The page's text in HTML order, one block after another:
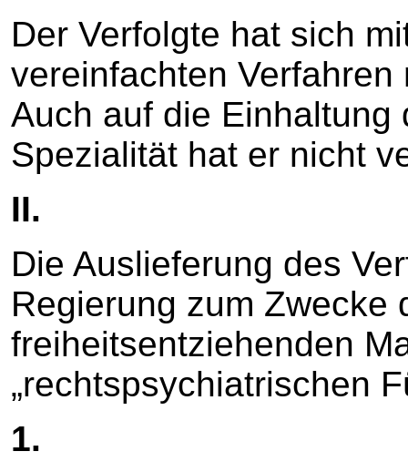
Der Verfolgte hat sich
vereinfachten
Auch auf die Einhaltung
Spezialität hat er nicht
II.
Die Auslieferung des
Regierung zum Zwecke
freiheitsentziehenden
„rechtspsychiatrischen
1.